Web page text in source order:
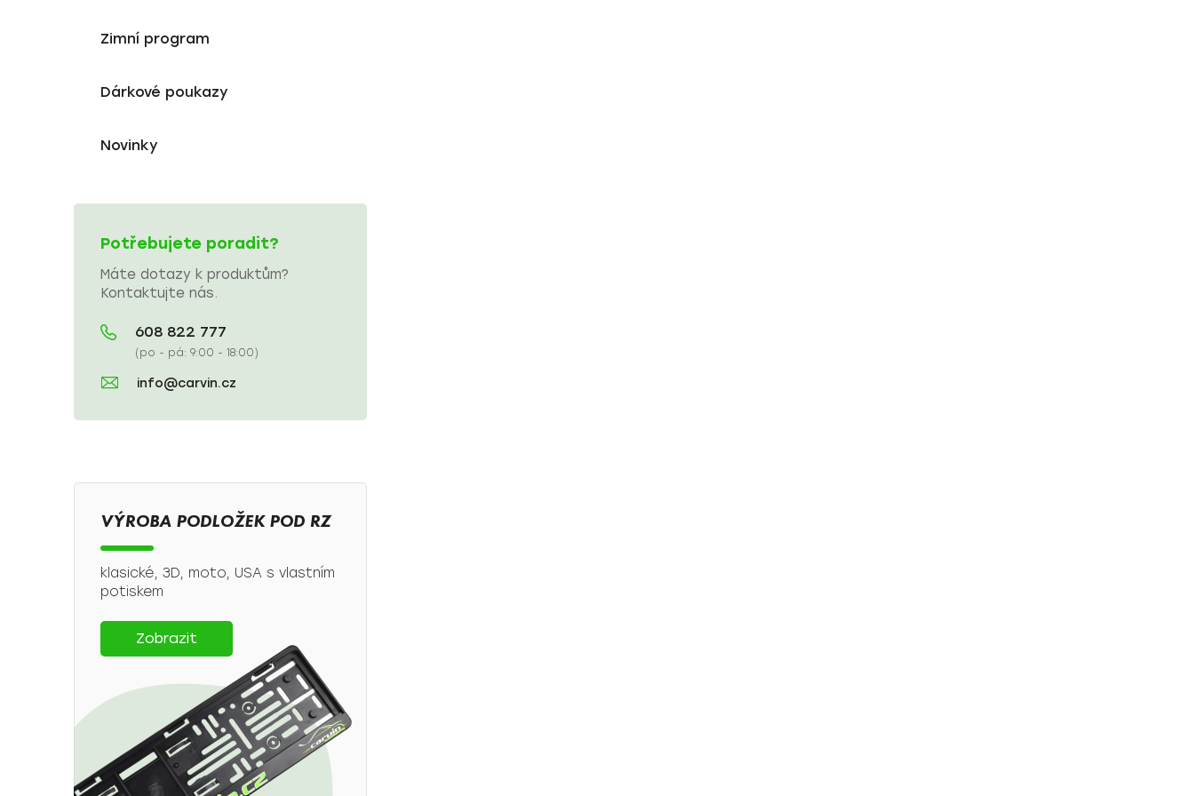
Zimní program
Dárkové poukazy
Novinky
Potřebujete poradit?
Máte dotazy k produktům?
Kontaktujte nás.
608 822 777
(po - pá: 9:00 - 18:00)
info@carvin.cz
VÝROBA PODLOŽEK POD RZ
klasické, 3D, moto, USA s vlastním
potiskem
Zobrazit